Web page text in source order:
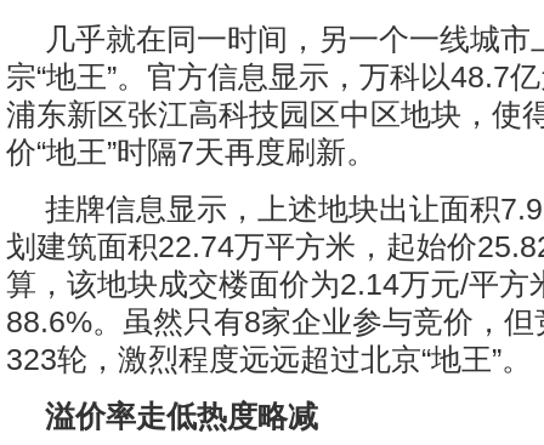
几乎就在同一时间，另一个一线城市
宗“地王”。官方信息显示，万科以48.7
浦东新区张江高科技园区中区地块，使
价“地王”时隔7天再度刷新。
挂牌信息显示，上述地块出让面积
划建筑面积22.74万平方米，起始价
算，该地块成交楼面价为2.14万元/平方
88.6%。虽然只有8家企业参与竞价，
323轮，激烈程度远远超过北京“地王”。
溢价率走低热度略减